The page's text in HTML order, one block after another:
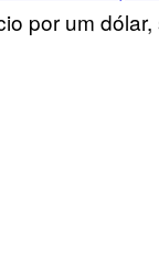
por um